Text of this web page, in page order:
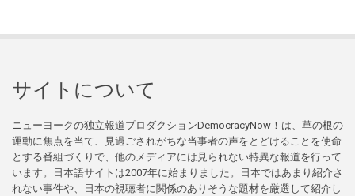
サイトについて
ニューヨークの独立報道プロダクションDemocracyNow！は、草の根の
運動に焦点を当て、見過ごされがちな当事者の声をとどけることを使命
とする番組づくりで、他のメディアには見られない特異な報道を行って
います。日本語サイトは2007年に始まりました。日本ではあまり紹介さ
れない事件や、日本の視聴者に関係のありそうな題材を厳選して紹介し